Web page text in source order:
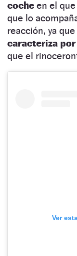
coche en el
que lo
reacción, ya
caracteriza
que el
Ver